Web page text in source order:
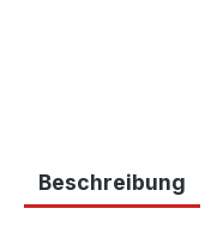
Beschreibung